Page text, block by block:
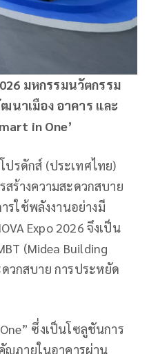
มหกรรมนวัตกรรม
นาเมือง อาคาร และ
in One’
ปรดักส์ (ประเทศไทย)
สร้างความสะดวกสบาย
ใช้พลังงานอย่างมี
Expo 2026 จึงเป็น
(Midea Building
วกสบาย การประหยัด
ซึ่งเป็นโซลูชันการ
ญภายในอาคารผ่าน